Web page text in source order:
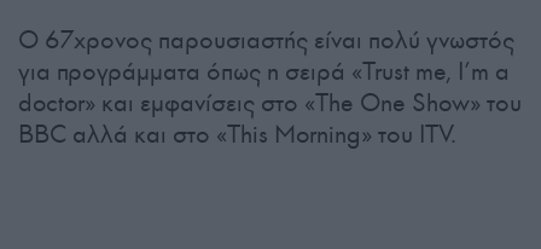
Ο 67χρονος παρουσιαστής είναι πολύ γνωστός
για προγράμματα όπως η σειρά «Trust me, I’m a
doctor» και εμφανίσεις στο «The One Show» του
BBC αλλά και στο «This Morning» του ITV.